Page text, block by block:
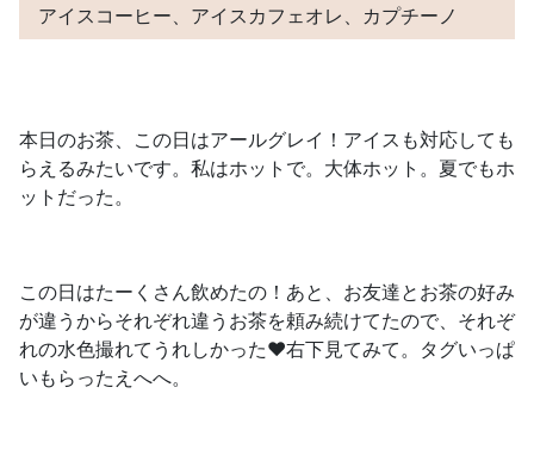
アイスコーヒー、アイスカフェオレ、カプチーノ
本日のお茶、この日はアールグレイ！アイスも対応しても
らえるみたいです。私はホットで。大体ホット。夏でもホ
ットだった。
この日はたーくさん飲めたの！あと、お友達とお茶の好み
が違うからそれぞれ違うお茶を頼み続けてたので、それぞ
れの水色撮れてうれしかった❤️右下見てみて。タグいっぱ
いもらったえへへ。